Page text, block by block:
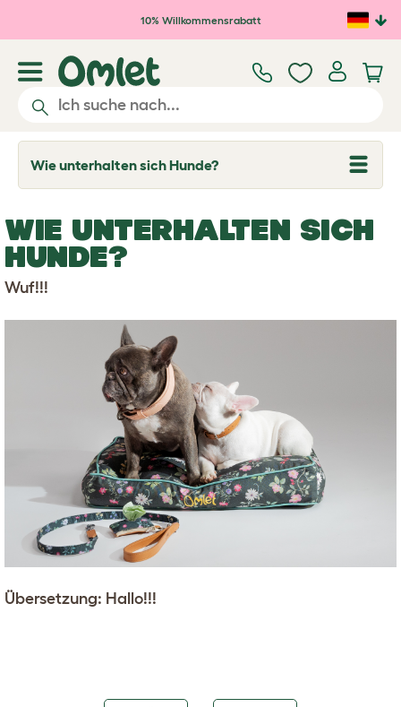
Zum Hauptinhalt springen
10% Willkommensrabatt
Wie unterhalten sich Hunde?
T
o
l
e
d
r
o
WIE UNTERHALTEN SICH
HUNDE?
Wuf!!!
Übersetzung: Hallo!!!